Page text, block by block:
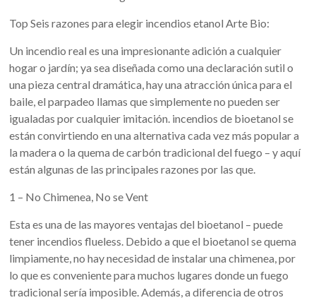
Top Seis razones para elegir incendios etanol Arte Bio:
Un incendio real es una impresionante adición a cualquier
hogar o jardín; ya sea diseñada como una declaración sutil o
una pieza central dramática, hay una atracción única para el
baile, el parpadeo llamas que simplemente no pueden ser
igualadas por cualquier imitación. incendios de bioetanol se
están convirtiendo en una alternativa cada vez más popular a
la madera o la quema de carbón tradicional del fuego – y aquí
están algunas de las principales razones por las que.
1 – No Chimenea, No se Vent
Esta es una de las mayores ventajas del bioetanol – puede
tener incendios flueless. Debido a que el bioetanol se quema
limpiamente, no hay necesidad de instalar una chimenea, por
lo que es conveniente para muchos lugares donde un fuego
tradicional sería imposible. Además, a diferencia de otros